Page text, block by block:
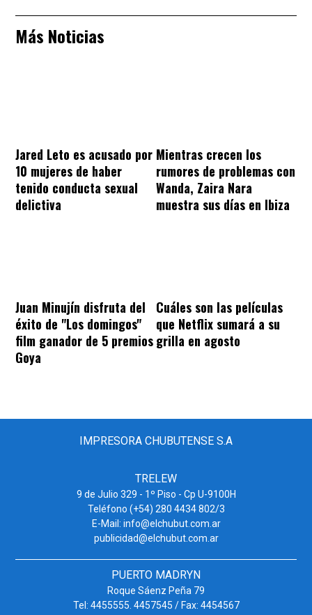
Más Noticias
Jared Leto es acusado por
10 mujeres de haber
tenido conducta sexual
delictiva
Mientras crecen los
rumores de problemas con
Wanda, Zaira Nara
muestra sus días en Ibiza
Juan Minujín disfruta del
éxito de "Los domingos"
film ganador de 5 premios
Goya
Cuáles son las películas
que Netflix sumará a su
grilla en agosto
IMPRESORA CHUBUTENSE S.A
TRELEW
9 de Julio 329 - 1º Piso - Cp U-9100H
Teléfono (+54) 280 4434 802/3
E-Mail: info@elchubut.com.ar
publicidad@elchubut.com.ar
PUERTO MADRYN
Roque Sáenz Peña 79
Tel: 4455555. 4457545 / Fax: 4454567